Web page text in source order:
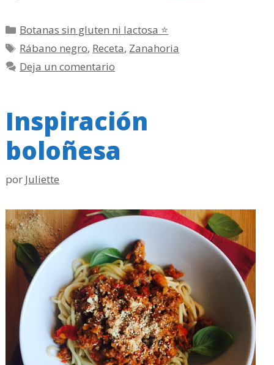
Categorías
Botanas sin gluten ni lactosa ⭐
Etiquetas
Rábano negro, Receta, Zanahoria
Deja un comentario
Inspiración
boloñesa
por Juliette